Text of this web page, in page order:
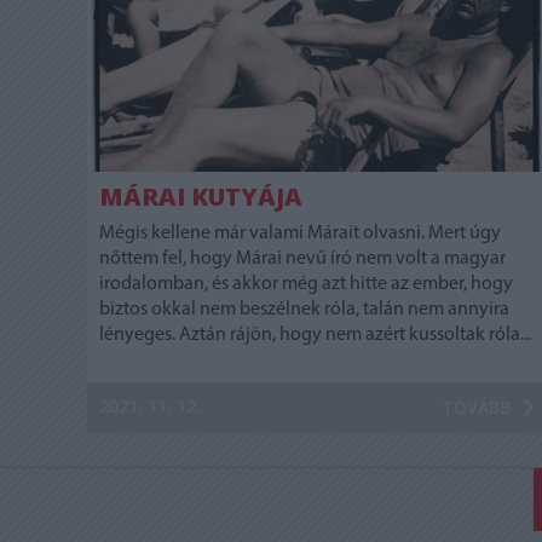
MÁRAI KUTYÁJA
Mégis kellene már valami Márait olvasni. Mert úgy
nőttem fel, hogy Márai nevű író nem volt a magyar
irodalomban, és akkor még azt hitte az ember, hogy
biztos okkal nem beszélnek róla, talán nem annyira
lényeges. Aztán rájön, hogy nem azért kussoltak róla...